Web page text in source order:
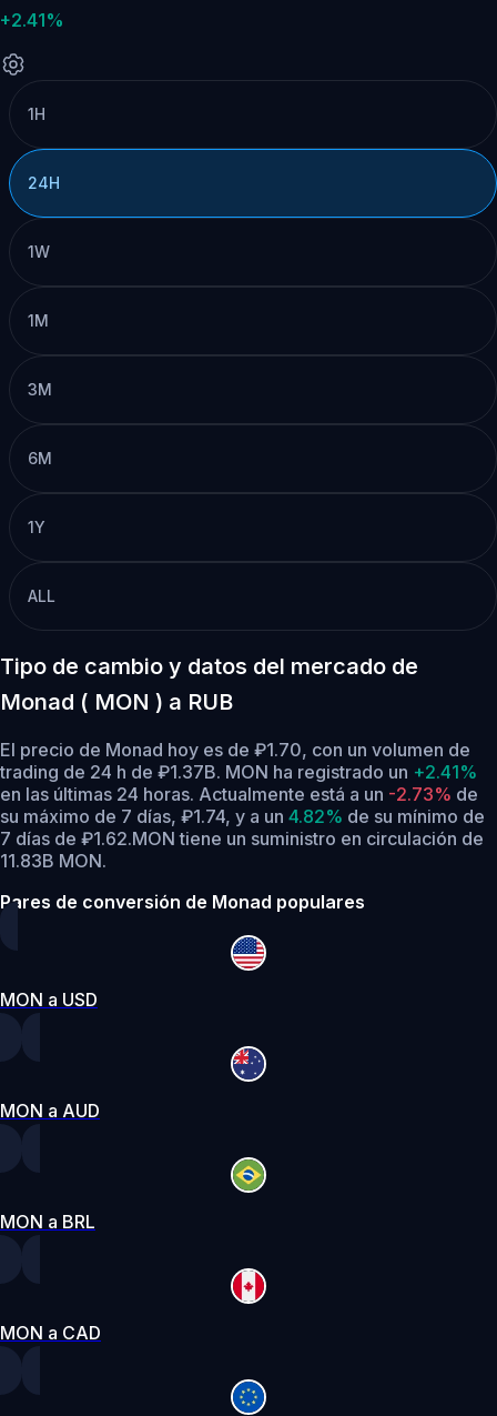
+2.41%
1H
24H
1W
1M
3M
6M
1Y
ALL
Tipo de cambio y datos del mercado de
Monad ( MON ) a RUB
El precio de Monad hoy es de ₽1.70, con un volumen de
trading de 24 h de ₽1.37B. MON ha registrado un +2.41%
en las últimas 24 horas. Actualmente está a un -2.73% de
su máximo de 7 días, ₽1.74, y a un 4.82% de su mínimo de
7 días de ₽1.62.MON tiene un suministro en circulación de
11.83B MON.
Pares de conversión de Monad populares
MON a USD
MON a AUD
MON a BRL
MON a CAD